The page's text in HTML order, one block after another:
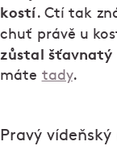
kostí. Ctí tak
chuť právě u
zůstal šťavnatý
máte tady.
Pravý